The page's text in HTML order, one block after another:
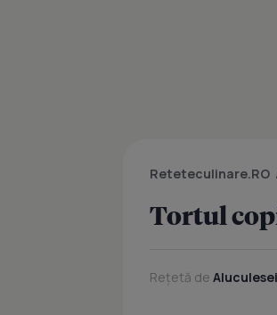
Reteteculinare.RO
Tortul
Rețetă de